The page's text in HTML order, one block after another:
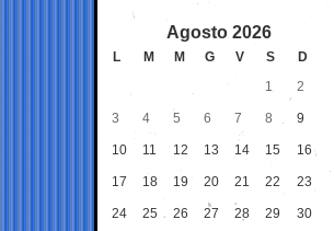
Agosto 2026
L M M G V S
D
1
2
3 4 5 6 7 8 9
10 11 12 13 14 15 16
17 18 19 20 21 22 23
24 25 26 27 28 29 30